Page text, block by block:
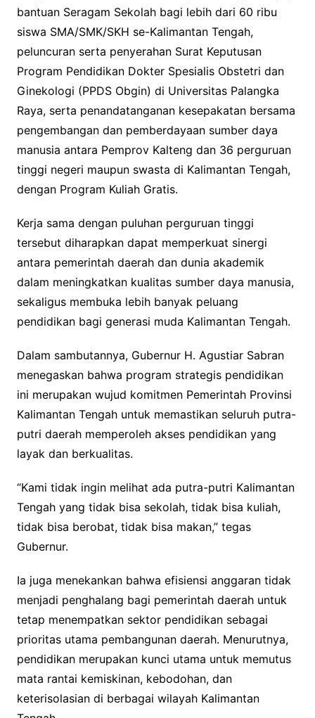
bantuan Seragam Sekolah bagi lebih dari 60 ribu
siswa SMA/SMK/SKH se-Kalimantan Tengah,
peluncuran serta penyerahan Surat Keputusan
Program Pendidikan Dokter Spesialis Obstetri dan
Ginekologi (PPDS Obgin) di Universitas Palangka
Raya, serta penandatanganan kesepakatan bersama
pengembangan dan pemberdayaan sumber daya
manusia antara Pemprov Kalteng dan 36 perguruan
tinggi negeri maupun swasta di Kalimantan Tengah,
dengan Program Kuliah Gratis.
Kerja sama dengan puluhan perguruan tinggi
tersebut diharapkan dapat memperkuat sinergi
antara pemerintah daerah dan dunia akademik
dalam meningkatkan kualitas sumber daya manusia,
sekaligus membuka lebih banyak peluang
pendidikan bagi generasi muda Kalimantan Tengah.
Dalam sambutannya, Gubernur H. Agustiar Sabran
menegaskan bahwa program strategis pendidikan
ini merupakan wujud komitmen Pemerintah Provinsi
Kalimantan Tengah untuk memastikan seluruh putra-
putri daerah memperoleh akses pendidikan yang
layak dan berkualitas.
“Kami tidak ingin melihat ada putra-putri Kalimantan
Tengah yang tidak bisa sekolah, tidak bisa kuliah,
tidak bisa berobat, tidak bisa makan,” tegas
Gubernur.
‎‎Ia juga menekankan bahwa efisiensi anggaran tidak
menjadi penghalang bagi pemerintah daerah untuk
tetap menempatkan sektor pendidikan sebagai
prioritas utama pembangunan daerah. Menurutnya,
pendidikan merupakan kunci utama untuk memutus
mata rantai kemiskinan, kebodohan, dan
keterisolasian di berbagai wilayah Kalimantan